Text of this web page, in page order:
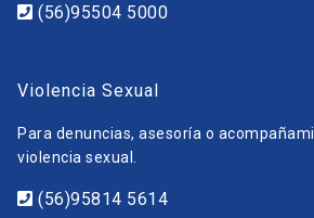
(56)95504 5000
Violencia Sexual
Para denuncias, asesoría o
violencia sexual.
(56)95814 5614